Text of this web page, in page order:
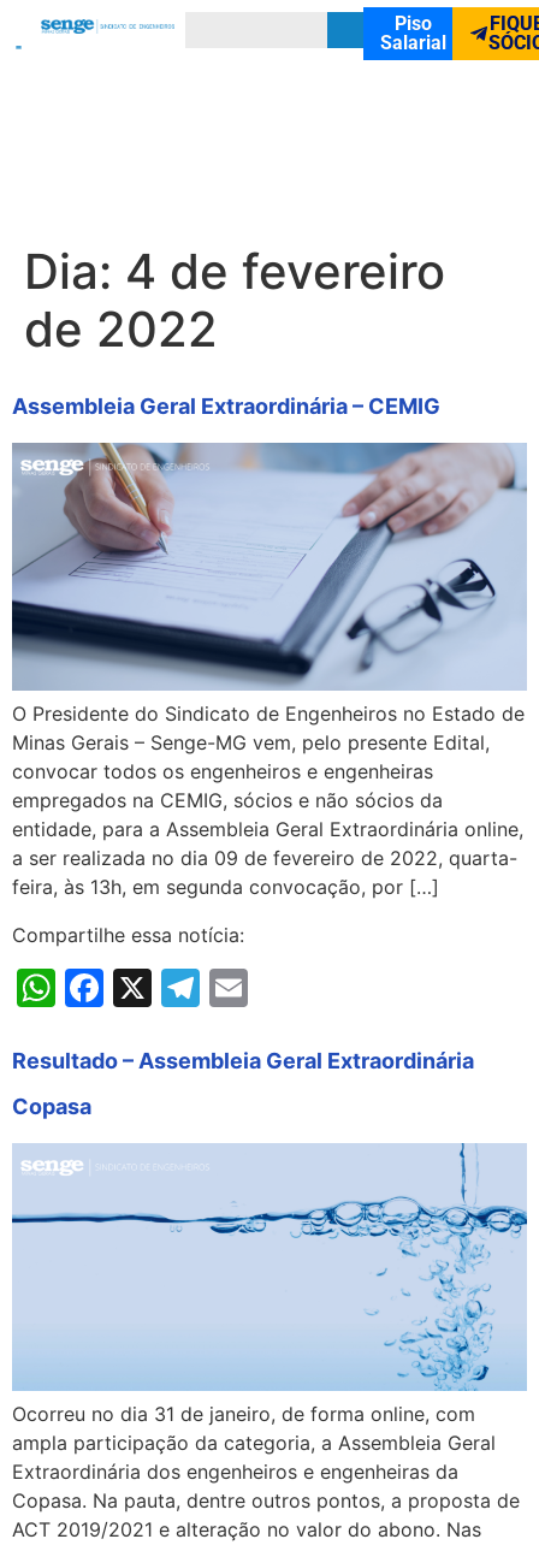
Piso
Salarial
Dia: 4 de fevereiro
de 2022
Assembleia Geral Extraordinária – CEMIG
O Presidente do Sindicato de Engenheiros no Estado de
Minas Gerais – Senge-MG vem, pelo presente Edital,
convocar todos os engenheiros e engenheiras
empregados na CEMIG, sócios e não sócios da
entidade, para a Assembleia Geral Extraordinária online,
a ser realizada no dia 09 de fevereiro de 2022, quarta-
feira, às 13h, em segunda convocação, por […]
Compartilhe essa notícia:
WhatsApp
Facebook
X Telegram
Resultado – Assembleia Geral Extraordinária
Copasa
Ocorreu no dia 31 de janeiro, de forma online, com
ampla participação da categoria, a Assembleia Geral
Extraordinária dos engenheiros e engenheiras da
Copasa. Na pauta, dentre outros pontos, a proposta de
ACT 2019/2021 e alteração no valor do abono. Nas